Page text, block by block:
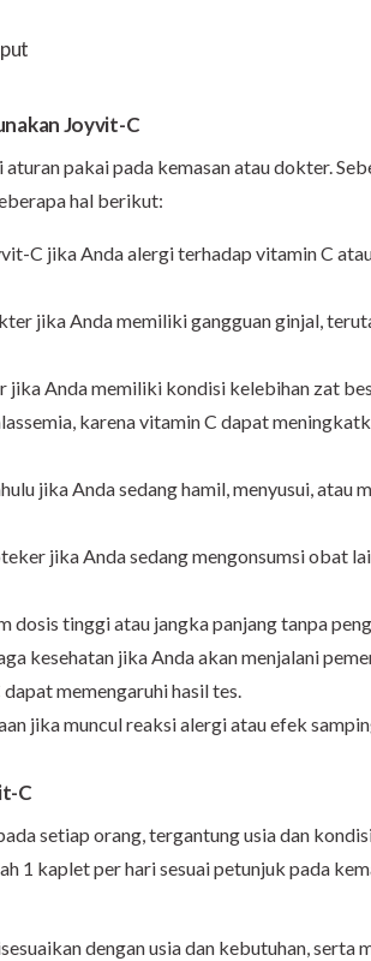
Joyvit-C
pakai pada kemasan atau dokter.
hal berikut:
C jika Anda alergi terhadap vitamin C
jika Anda memiliki gangguan ginjal,
jika Anda memiliki kondisi kelebihan zat
karena vitamin C dapat
jika Anda sedang hamil, menyusui, atau
jika Anda sedang mengonsumsi obat
dosis tinggi atau jangka panjang tanpa
kesehatan jika Anda akan menjalani
memengaruhi hasil tes.
jika muncul reaksi alergi atau efek
C
setiap orang, tergantung usia dan
1 kaplet per hari sesuai petunjuk pada
dengan usia dan kebutuhan, serta